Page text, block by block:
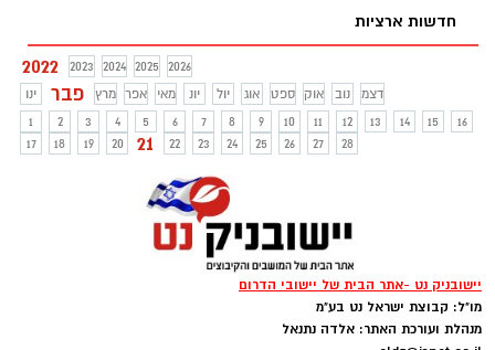
חדשות ארציות
2022 2023 2024 2025
2026
ינו
פבר מרץ אפר מאי יונ יול אוג ספט אוק נוב
דצמ
1
2 3 4 5 6 7 8 9 10 11 12 13 14 15
16
17
18 19 20 21 22 23 24 25 26 27 28
יישובניק נט -אתר הבית של יישובי הדרום
מו"ל: קבוצת ישראל נט בע"מ
מנהלת ועורכת האתר: אלדה נתנאל